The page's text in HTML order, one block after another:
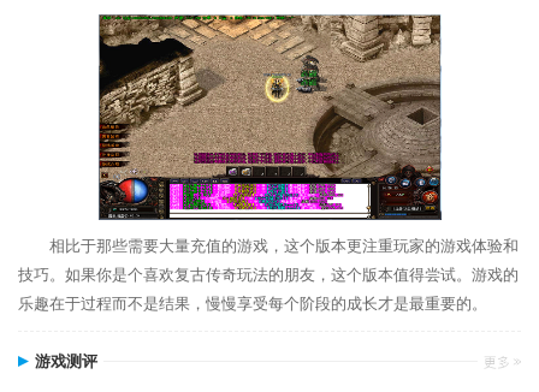
相比于那些需要大量充值的游戏，这个版本更注重玩家的游戏体验和
技巧。如果你是个喜欢复古传奇玩法的朋友，这个版本值得尝试。游戏的
乐趣在于过程而不是结果，慢慢享受每个阶段的成长才是最重要的。
游戏测评